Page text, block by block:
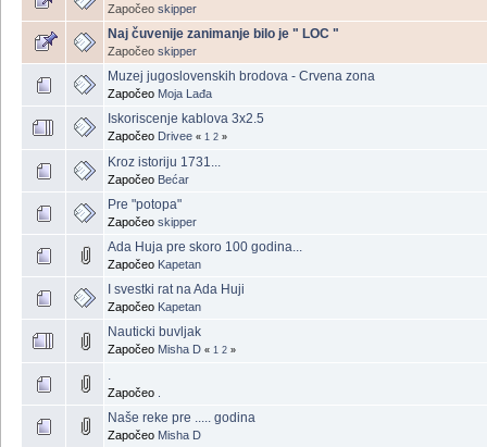
Započeo skipper
Naj čuvenije zanimanje bilo je " LOC "
Započeo skipper
Muzej jugoslovenskih brodova - Crvena zona
Započeo Moja Lađa
Iskoriscenje kablova 3x2.5
Započeo Drivee « 1 2 »
Kroz istoriju 1731...
Započeo Bećar
Pre "potopa"
Započeo skipper
Ada Huja pre skoro 100 godina...
Započeo Kapetan
I svestki rat na Ada Huji
Započeo Kapetan
Nauticki buvljak
Započeo Misha D « 1 2 »
.
Započeo
Naše reke pre ..... godina
Započeo Misha D